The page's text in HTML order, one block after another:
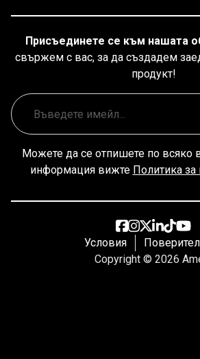
Присъединете се към нашата
свържем с вас, за да създадем
продукт!
Можете да се отпишете по всяко
информация вижте Политика за
Условия
Copyright © 2026